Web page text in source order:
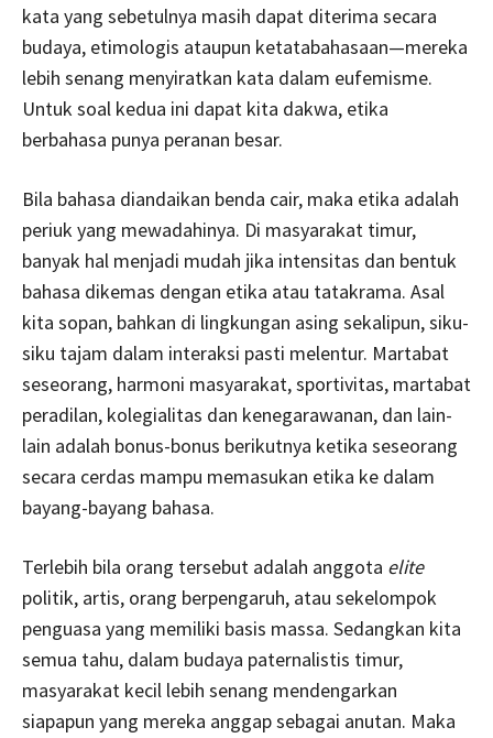
kata yang sebetulnya masih dapat diterima secara
budaya, etimologis ataupun ketatabahasaan—mereka
lebih senang menyiratkan kata dalam eufemisme.
Untuk soal kedua ini dapat kita dakwa, etika
berbahasa punya peranan besar.
Bila bahasa diandaikan benda cair, maka etika adalah
periuk yang mewadahinya. Di masyarakat timur,
banyak hal menjadi mudah jika intensitas dan bentuk
bahasa dikemas dengan etika atau tatakrama. Asal
kita sopan, bahkan di lingkungan asing sekalipun, siku-
siku tajam dalam interaksi pasti melentur. Martabat
seseorang, harmoni masyarakat, sportivitas, martabat
peradilan, kolegialitas dan kenegarawanan, dan lain-
lain adalah bonus-bonus berikutnya ketika seseorang
secara cerdas mampu memasukan etika ke dalam
bayang-bayang bahasa.
Terlebih bila orang tersebut adalah anggota elite
politik, artis, orang berpengaruh, atau sekelompok
penguasa yang memiliki basis massa. Sedangkan kita
semua tahu, dalam budaya paternalistis timur,
masyarakat kecil lebih senang mendengarkan
siapapun yang mereka anggap sebagai anutan. Maka